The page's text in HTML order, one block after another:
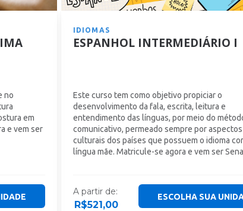
no
em
e vem ser
IDIOMAS
ESPANHOL INTERMEDIÁRIO I
Este curso tem como objetivo propiciar o
desenvolvimento da fala, escrita, leitura e
entendimento das línguas, por meio do
comunicativo, permeado sempre por aspectos
culturais dos países que possuem o idioma
língua mãe. Matricule-se agora e vem ser
A partir de:
R$521,00
ESCOLHA SUA